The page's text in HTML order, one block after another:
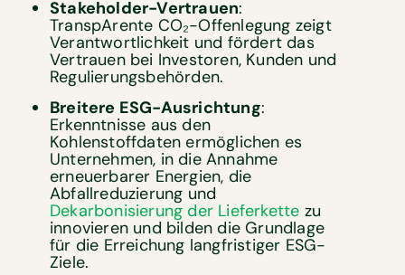
Stakeholder-Vertrauen:
TranspArente CO₂-Offenlegung zeigt
Verantwortlichkeit und fördert das
Vertrauen bei Investoren, Kunden und
Regulierungsbehörden.
Breitere ESG-Ausrichtung:
Erkenntnisse aus den
Kohlenstoffdaten ermöglichen es
Unternehmen, in die Annahme
erneuerbarer Energien, die
Abfallreduzierung und
Dekarbonisierung der Lieferkette zu
innovieren und bilden die Grundlage
für die Erreichung langfristiger ESG-
Ziele.